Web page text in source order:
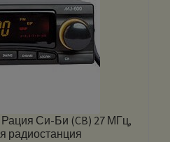
Си-Би (CB) 27 МГц,
радиостанция